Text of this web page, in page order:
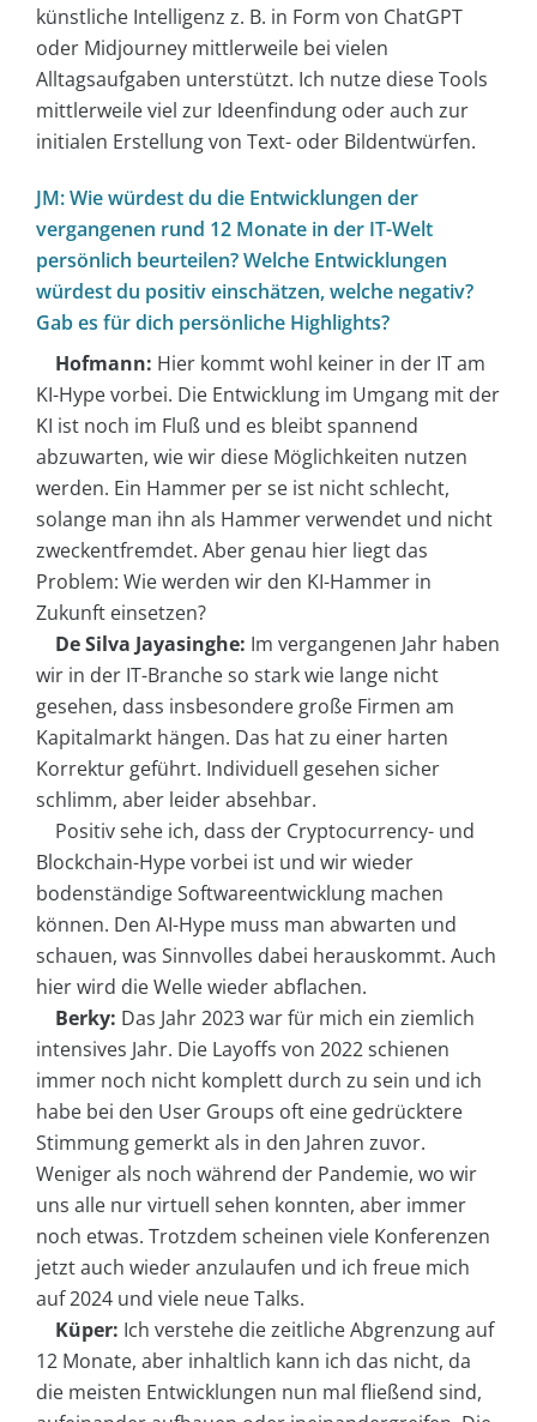
künstliche Intelligenz z. B. in Form von ChatGPT
oder Midjourney mittlerweile bei vielen
Alltagsaufgaben unterstützt. Ich nutze diese Tools
mittlerweile viel zur Ideenfindung oder auch zur
initialen Erstellung von Text- oder Bildentwürfen.
JM: Wie würdest du die Entwicklungen der
vergangenen rund 12 Monate in der IT-Welt
persönlich beurteilen? Welche Entwicklungen
würdest du positiv einschätzen, welche negativ?
Gab es für dich persönliche Highlights?
Hofmann: Hier kommt wohl keiner in der IT am
KI-Hype vorbei. Die Entwicklung im Umgang mit der
KI ist noch im Fluß und es bleibt spannend
abzuwarten, wie wir diese Möglichkeiten nutzen
werden. Ein Hammer per se ist nicht schlecht,
solange man ihn als Hammer verwendet und nicht
zweckentfremdet. Aber genau hier liegt das
Problem: Wie werden wir den KI-Hammer in
Zukunft einsetzen?
De Silva Jayasinghe: Im vergangenen Jahr haben
wir in der IT-Branche so stark wie lange nicht
gesehen, dass insbesondere große Firmen am
Kapitalmarkt hängen. Das hat zu einer harten
Korrektur geführt. Individuell gesehen sicher
schlimm, aber leider absehbar.
Positiv sehe ich, dass der Cryptocurrency- und
Blockchain-Hype vorbei ist und wir wieder
bodenständige Softwareentwicklung machen
können. Den AI-Hype muss man abwarten und
schauen, was Sinnvolles dabei herauskommt. Auch
hier wird die Welle wieder abflachen.
Berky: Das Jahr 2023 war für mich ein ziemlich
intensives Jahr. Die Layoffs von 2022 schienen
immer noch nicht komplett durch zu sein und ich
habe bei den User Groups oft eine gedrücktere
Stimmung gemerkt als in den Jahren zuvor.
Weniger als noch während der Pandemie, wo wir
uns alle nur virtuell sehen konnten, aber immer
noch etwas. Trotzdem scheinen viele Konferenzen
jetzt auch wieder anzulaufen und ich freue mich
auf 2024 und viele neue Talks.
Küper: Ich verstehe die zeitliche Abgrenzung auf
12 Monate, aber inhaltlich kann ich das nicht, da
die meisten Entwicklungen nun mal fließend sind,